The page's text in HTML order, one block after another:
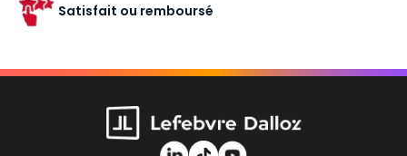
Satisfait ou remboursé